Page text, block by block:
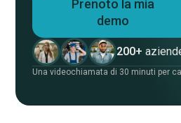
Prenoto la mia
demo
200+
Una videochiamata di 30 minuti per